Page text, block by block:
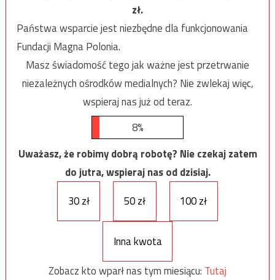
zł.
Państwa wsparcie jest niezbędne dla funkcjonowania
Fundacji Magna Polonia.
Masz świadomość tego jak ważne jest przetrwanie
niezależnych ośrodków medialnych? Nie zwlekaj więc,
wspieraj nas już od teraz.
8%
Uważasz, że robimy dobrą robotę? Nie czekaj zatem
do jutra, wspieraj nas od dzisiaj.
30 zł
50 zł 100 zł
Inna kwota
Zobacz kto wparł nas tym miesiącu: Tutaj